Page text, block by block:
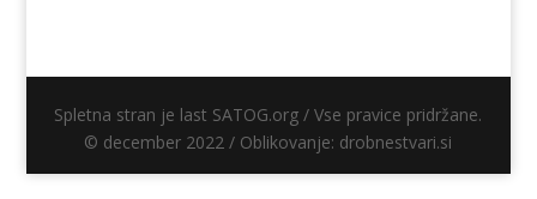
Spletna stran je last SATOG.org / Vse pravice pridržane.
© december 2022 / Oblikovanje: drobnestvari.si